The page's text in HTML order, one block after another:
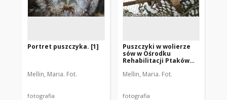
Portret puszczyka. [1]
Mellin, Maria. Fot.
fotografia
Puszczyki w wolierze
sów w Ośrodku
Rehabilitacji Ptaków
zimą. [1]
Mellin, Maria. Fot.
fotografia